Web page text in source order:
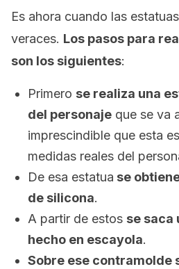
Es ahora cuando las
veraces. Los pasos para
son los siguientes:
Primero se realiza una
del personaje que se va
imprescindible que esta
medidas reales del
De esa estatua se
de silicona.
A partir de estos se saca
hecho en escayola.
Sobre ese contramolde